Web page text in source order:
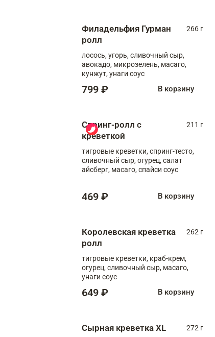
Филадельфия Гурман
ролл
266 г
лосось, угорь, сливочный сыр,
авокадо, микрозелень, масаго,
кунжут, унаги соус
799 ₽ В корзину
Спринг-ролл с
креветкой
211 г
тигровые креветки, спринг-тесто,
сливочный сыр, огурец, салат
айсберг, масаго, спайси соус
469 ₽ В корзину
Королевская креветка
ролл
262 г
тигровые креветки, краб-крем,
огурец, сливочный сыр, масаго,
унаги соус
649 ₽ В корзину
Сырная креветка XL
272 г